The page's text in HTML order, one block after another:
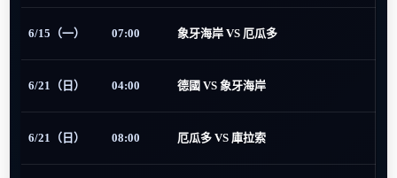
6/15（一） 07:00 象牙海岸 VS 厄瓜多
6/21（日） 04:00 德國 VS 象牙海岸
6/21（日） 08:00 厄瓜多 VS 庫拉索